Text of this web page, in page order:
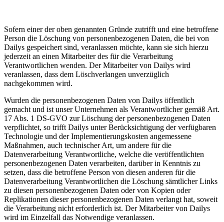
Sofern einer der oben genannten Gründe zutrifft und eine betroffene
Person die Löschung von personenbezogenen Daten, die bei von
Dailys gespeichert sind, veranlassen möchte, kann sie sich hierzu
jederzeit an einen Mitarbeiter des für die Verarbeitung
Verantwortlichen wenden. Der Mitarbeiter von Dailys wird
veranlassen, dass dem Löschverlangen unverzüglich
nachgekommen wird.
Wurden die personenbezogenen Daten von Dailys öffentlich
gemacht und ist unser Unternehmen als Verantwortlicher gemäß Art.
17 Abs. 1 DS-GVO zur Löschung der personenbezogenen Daten
verpflichtet, so trifft Dailys unter Berücksichtigung der verfügbaren
Technologie und der Implementierungskosten angemessene
Maßnahmen, auch technischer Art, um andere für die
Datenverarbeitung Verantwortliche, welche die veröffentlichten
personenbezogenen Daten verarbeiten, darüber in Kenntnis zu
setzen, dass die betroffene Person von diesen anderen für die
Datenverarbeitung Verantwortlichen die Löschung sämtlicher Links
zu diesen personenbezogenen Daten oder von Kopien oder
Replikationen dieser personenbezogenen Daten verlangt hat, soweit
die Verarbeitung nicht erforderlich ist. Der Mitarbeiter von Dailys
wird im Einzelfall das Notwendige veranlassen.